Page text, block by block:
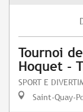
Tournoi
Hoquet -
SPORT E
Saint-Quay-